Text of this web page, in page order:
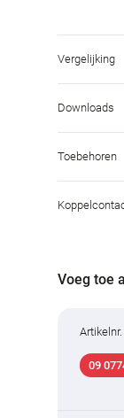
Vergelijking
Downloads
Toebehoren
Voeg toe
Artikelnr.
09